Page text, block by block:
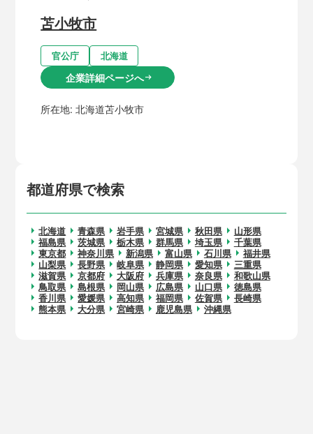
都道府県で検索
北海道 青森県 岩手県 宮城県 秋田県
山形県
福島県
茨城県 栃木県 群馬県 埼玉県
千葉県
東京都
神奈川県 新潟県 富山県 石川県
福井県
山梨県
長野県 岐阜県 静岡県 愛知県
三重県
滋賀県
京都府 大阪府 兵庫県 奈良県
和歌山県
鳥取県
島根県 岡山県 広島県 山口県
徳島県
香川県
愛媛県 高知県 福岡県 佐賀県
長崎県
熊本県
大分県 宮崎県 鹿児島県 沖縄県
苫小牧市
官公庁 北海道
企業詳細ページへarrow_right_alt
所在地:北海道苫小牧市